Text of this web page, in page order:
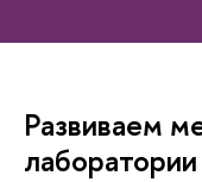
Развиваем
лаборатории